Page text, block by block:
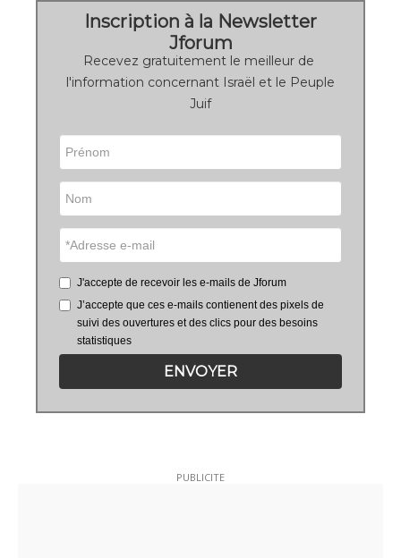
Inscription à la Newsletter
Jforum
Recevez gratuitement le meilleur de
l'information concernant Israël et le Peuple
Juif
J'accepte de recevoir les e-mails de Jforum
J’accepte que ces e-mails contienent des pixels de
suivi des ouvertures et des clics pour des besoins
statistiques
ENVOYER